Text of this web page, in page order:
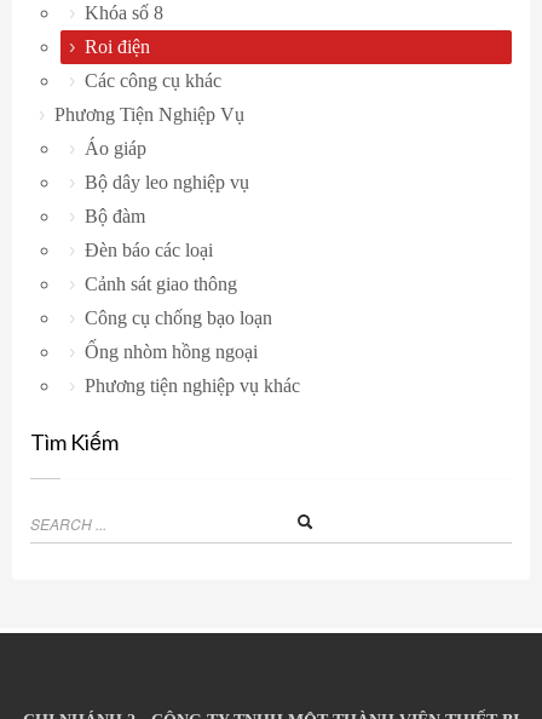
Khóa số 8
Roi điện
Các công cụ khác
Phương Tiện Nghiệp Vụ
Áo giáp
Bộ dây leo nghiệp vụ
Bộ đàm
Đèn báo các loại
Cảnh sát giao thông
Công cụ chống bạo loạn
Ống nhòm hồng ngoại
Phương tiện nghiệp vụ khác
Tìm Kiếm